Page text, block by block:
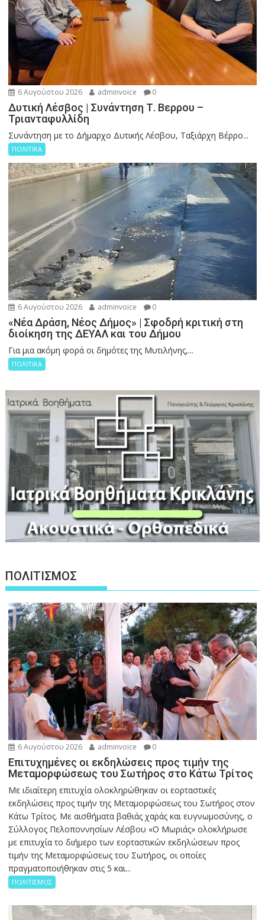
6 Αυγούστου 2026 adminvoice 0
Δυτική Λέσβος | Συνάντηση Τ. Βερρου –
Τριανταφυλλίδη
Συνάντηση με το Δήμαρχο Δυτικής Λέσβου, Ταξιάρχη Βέρρο...
ΠΟΛΙΤΙΚΑ
6 Αυγούστου 2026 adminvoice 0
«Νέα Δράση, Νέος Δήμος» | Σφοδρή κριτική στη
διοίκηση της ΔΕΥΑΛ και του Δήμου
Για μια ακόμη φορά οι δημότες της Μυτιλήνης,...
ΠΟΛΙΤΙΚΑ
ΠΟΛΙΤΙΣΜΟΣ
6 Αυγούστου 2026 adminvoice 0
Επιτυχημένες οι εκδηλώσεις προς τιμήν της
Μεταμορφώσεως του Σωτήρος στο Κάτω Τρίτος
Με ιδιαίτερη επιτυχία ολοκληρώθηκαν οι εορταστικές
εκδηλώσεις προς τιμήν της Μεταμορφώσεως του Σωτήρος στον
Κάτω Τρίτος. Με αισθήματα βαθιάς χαράς και ευγνωμοσύνης, ο
Σύλλογος Πελοποννησίων Λέσβου «Ο Μωριάς» ολοκλήρωσε
με επιτυχία το διήμερο των εορταστικών εκδηλώσεων προς
τιμήν της Μεταμορφώσεως του Σωτήρος, οι οποίες
πραγματοποιήθηκαν στις 5 και...
ΠΟΛΙΤΙΣΜΟΣ